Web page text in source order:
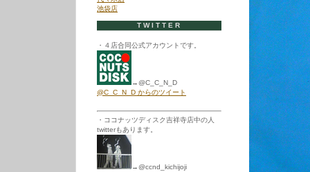
池袋店
TWITTER
・４店合同公式アカウントです。
→@C_C_N_D
@C_C_N_D からのツイート
・ココナッツディスク吉祥寺店中の人
twitterもあります。
→@ccnd_kichijoji